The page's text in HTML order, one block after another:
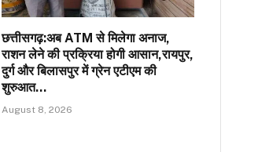
छत्तीसगढ़:अब ATM से मिलेगा अनाज,
राशन लेने की प्रक्रिया होगी आसान,रायपुर,
दुर्ग और बिलासपुर में ग्रेन एटीएम की
शुरुआत…
August 8, 2026